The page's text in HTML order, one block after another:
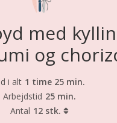
med
og
i alt 1 time 25 min.
Arbejdstid 25 min.
Antal 12 stk.